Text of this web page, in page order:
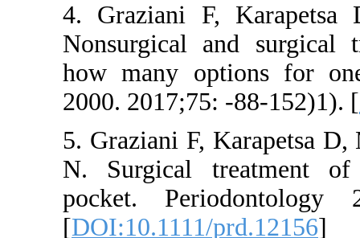
4.
how many
2000.
5. Graziani
N.
pocket.
[